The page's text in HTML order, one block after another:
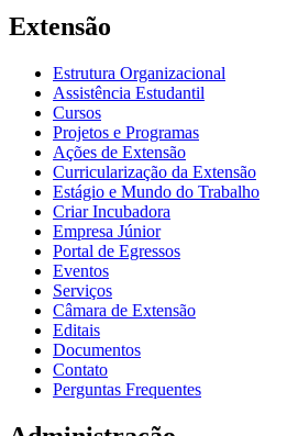
Extensão
Estrutura Organizacional
Assistência Estudantil
Cursos
Projetos e Programas
Ações de Extensão
Curricularização da Extensão
Estágio e Mundo do Trabalho
Criar Incubadora
Empresa Júnior
Portal de Egressos
Eventos
Serviços
Câmara de Extensão
Editais
Documentos
Contato
Perguntas Frequentes